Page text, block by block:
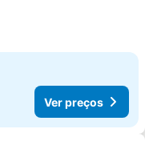
Ver preços